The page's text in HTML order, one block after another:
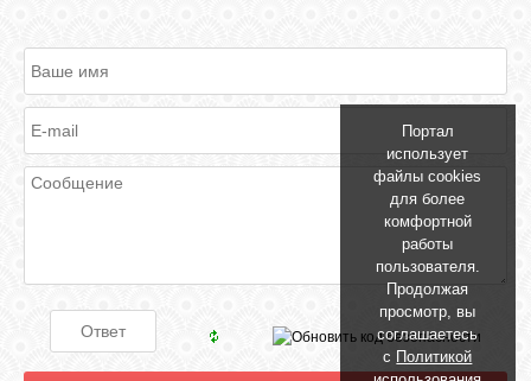
Портал
использует
файлы cookies
для более
комфортной
работы
пользователя.
Продолжая
просмотр, вы
соглашаетесь
с Политикой